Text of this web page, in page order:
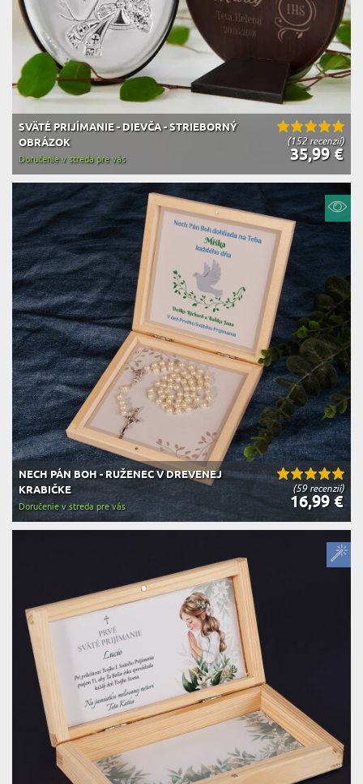
(152 recenzií)
SVÄTÉ PRIJÍMANIE - DIEVČA - STRIEBORNÝ
OBRÁZOK
35,99 €
Doručenie v streda pre vás
(59 recenzií)
NECH PÁN BOH - RUŽENEC V DREVENEJ
KRABIČKE
16,99 €
Doručenie v streda pre vás